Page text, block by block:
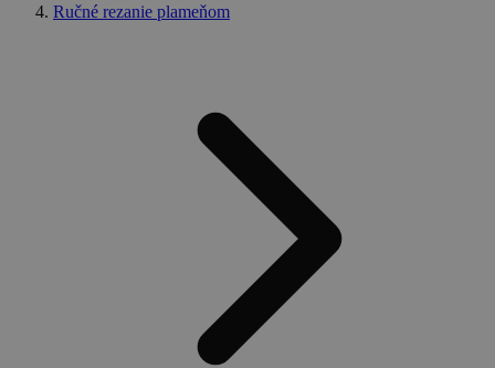
Ručné rezanie plameňom